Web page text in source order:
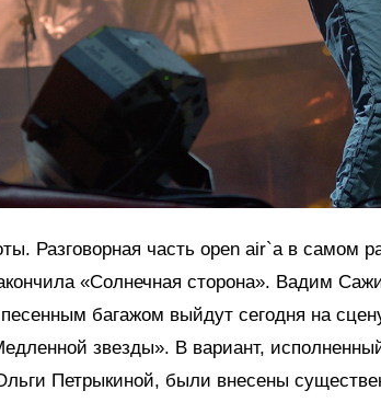
Разговорная часть open air`а в самом
«Солнечная сторона». Вадим
багажом выйдут сегодня на
звезды». В вариант,
Петрыкиной, были внесены